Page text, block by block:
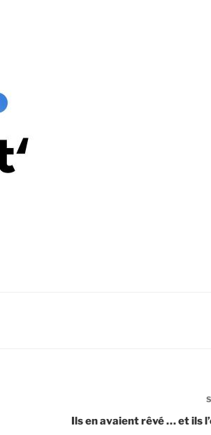
Ils en avaient rêvé … et ils